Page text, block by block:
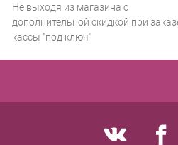
Не выходя из магазина с
дополнительной скидкой при
кассы "под ключ"